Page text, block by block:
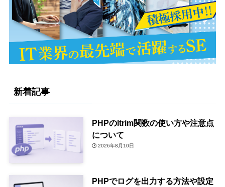
新着記事
PHPのltrim関数の使い方や注意点
について
2026年8月10日
PHPでログを出力する方法や設定